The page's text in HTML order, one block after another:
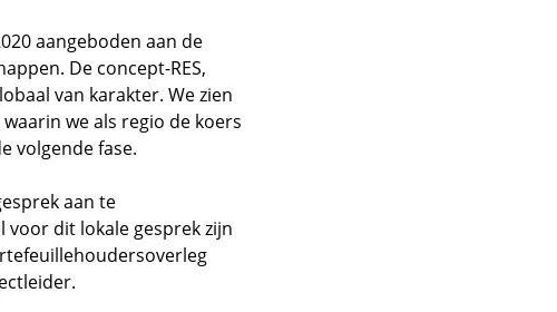
aangeboden aan de
De concept-RES,
van karakter. We zien
we als regio de koers
volgende fase.
aan te
voor dit lokale gesprek zijn